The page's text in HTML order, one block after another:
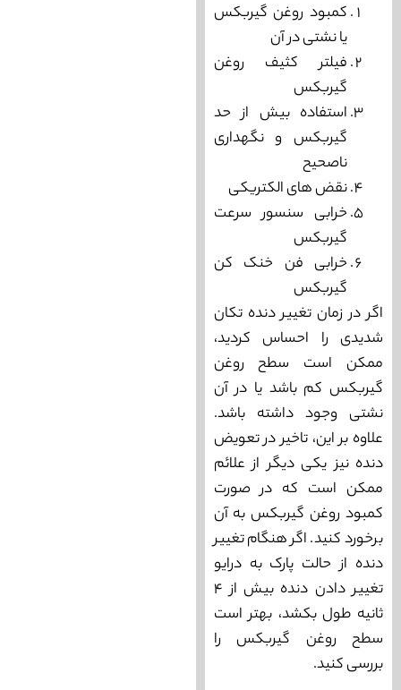
کمبود روغن گیربکس
یا نشتی در آن
فیلتر کثیف روغن
گیربکس
استفاده بیش از حد
گیربکس و نگهداری
ناصحیح
نقض ‌های الکتریکی
خرابی سنسور سرعت
گیربکس
خرابی فن خنک کن
گیربکس
اگر در زمان تغییر دنده تکان
شدیدی را احساس کردید،
ممکن است سطح روغن
گیربکس کم باشد یا در آن
نشتی وجود داشته باشد.
علاوه بر این، تاخیر در تعویض
دنده نیز یکی دیگر از علائم
ممکن است که در صورت
کمبود روغن گیربکس به آن
برخورد کنید. اگر هنگام تغییر
دنده از حالت پارک به درایو
تغییر دادن دنده بیش از ۴
ثانیه طول بکشد، بهتر است
سطح روغن گیربکس را
بررسی کنید.